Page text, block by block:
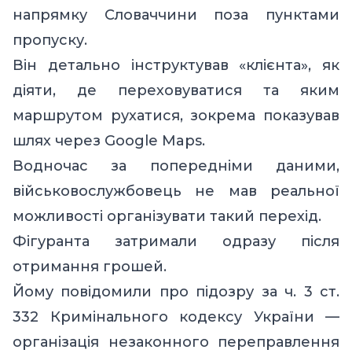
напрямку Словаччини поза пунктами
пропуску.
Він детально інструктував «клієнта», як
діяти, де переховуватися та яким
маршрутом рухатися, зокрема показував
шлях через Google Maps.
Водночас за попередніми даними,
військовослужбовець не мав реальної
можливості організувати такий перехід.
Фігуранта затримали одразу після
отримання грошей.
Йому повідомили про підозру за ч. 3 ст.
332 Кримінального кодексу України —
організація незаконного переправлення